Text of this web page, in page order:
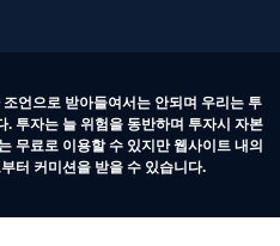
언으로 받아들여서는 안되며 우리는 투
투자는 늘 위험을 동반하며 투자시 자본
무료로 이용할 수 있지만 웹사이트 내의
터 커미션을 받을 수 있습니다.